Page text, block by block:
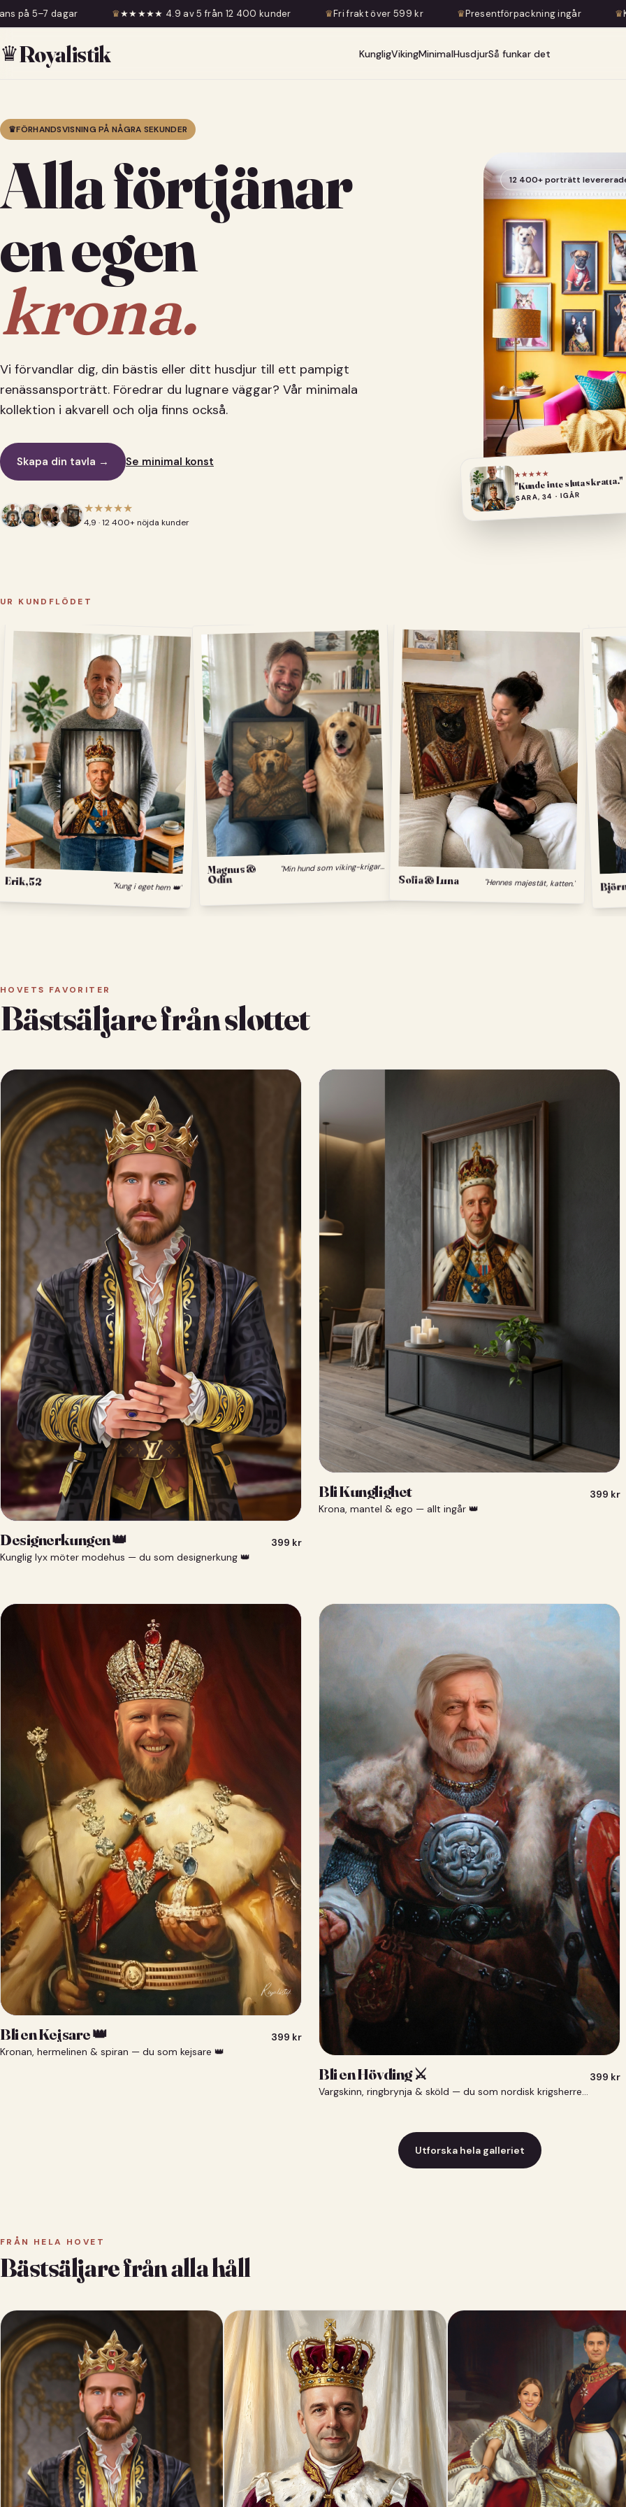
♛★★★★★ 4.9 av 5 från 12 400 kunder ♛Fri frakt över 599 kr ♛Presentförpackning ingår ♛Konstnärlig
♛Royalistik KungligVikingMinimalHusdjurSå funkar det
♛FÖRHANDSVISNING PÅ NÅGRA SEKUNDER
Alla förtjänar
en egen
krona.
Vi förvandlar dig, din bästis eller ditt husdjur till ett pampigt
renässansporträtt. Föredrar du lugnare väggar? Vår minimala
kollektion i akvarell och olja finns också.
Skapa din tavla → Se minimal konst
★★★★★
4,9 · 12 400+ nöjda kunder
12 400+ porträtt
★★★★★
"Kunde inte sluta skratta."
SARA, 34 · IGÅR
UR KUNDFLÖDET
Erik, 52 "Kung i eget hem 👑"
Magnus &
Odin
"
Min hund som viking-krigare."
Sofia & Luna "Hennes majestät, katten."
HOVETS FAVORITER
Bästsäljare från slottet
Designerkungen 👑
Kunglig lyx möter modehus — du som designerkung 👑
399 kr
Bli Kunglighet
Krona, mantel & ego — allt ingår 👑
399 kr
Bli en Kejsare 👑
Kronan, hermelinen & spiran — du som kejsare 👑
399 kr
Bli en Hövding ⚔️
Vargskinn, ringbrynja & sköld — du som nordisk krigsherre ⚔️
399 kr
Utforska hela galleriet
FRÅN HELA HOVET
Bästsäljare från alla håll